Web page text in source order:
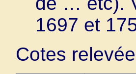
1697 et
Cotes